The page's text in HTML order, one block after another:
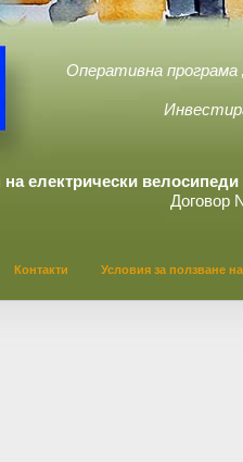
Оперативна програма
електрически
Договор
Контакти Условия за ползване